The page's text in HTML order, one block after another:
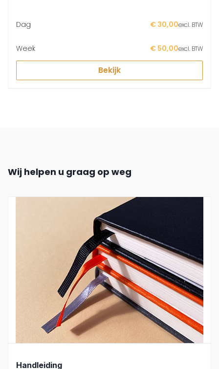
Dag € 30,00excl. BTW
Week € 50,00excl. BTW
Bekijk
Wij helpen u graag op weg
Handleiding